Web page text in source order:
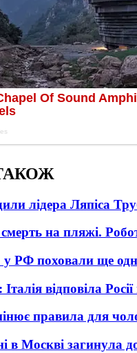
лідера Ляпіса
на пляжі.
у РФ поховали ще
відповіла Росії
правила для
в Москві загинула